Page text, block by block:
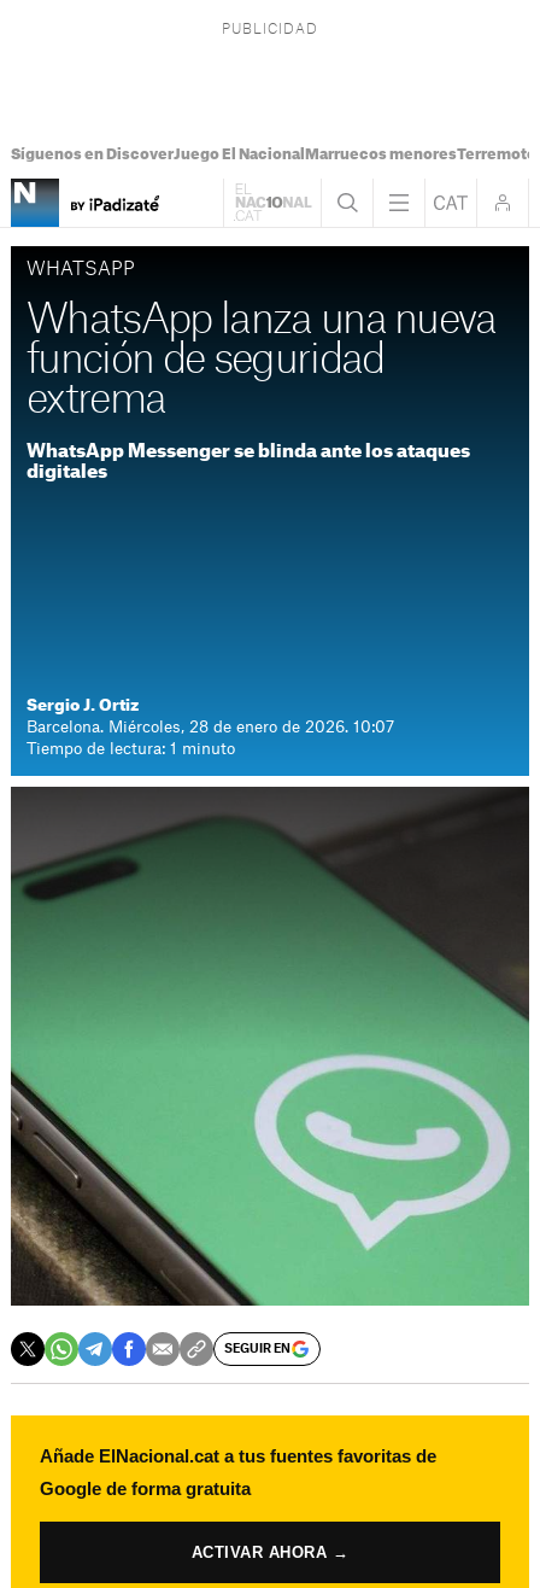
Síguenos en DiscoverJuego El Nacional Marruecos menoresTerremoto
WHATSAPP
WhatsApp lanza una nueva
función de seguridad
extrema
WhatsApp Messenger se blinda ante los ataques
digitales
Sergio J. Ortiz
Barcelona. Miércoles, 28 de enero de 2026. 10:07
Tiempo de lectura: 1 minuto
SEGUIR EN
Añade ElNacional.cat a tus fuentes favoritas de
Google de forma gratuita
ACTIVAR AHORA →